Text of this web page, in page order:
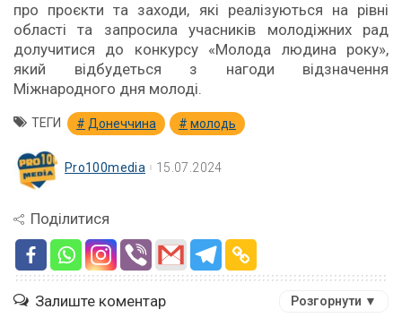
про проєкти та заходи, які реалізуються на рівні
області та запросила учасників молодіжних рад
долучитися до конкурсу «Молода людина року»,
який відбудеться з нагоди відзначення
Міжнародного дня молоді.
ТЕГИ Донеччина молодь
Pro100media 15.07.2024
Поділитися
Залиште коментар Розгорнути ▼